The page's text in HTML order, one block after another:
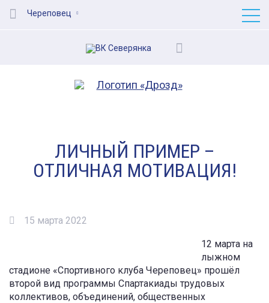
Череповец
ЛИЧНЫЙ ПРИМЕР –
ОТЛИЧНАЯ МОТИВАЦИЯ!
15 марта 2022
12 марта на
лыжном
стадионе «Спортивного клуба Череповец» прошёл
второй вид программы Спартакиады трудовых
коллективов, объединений, общественных